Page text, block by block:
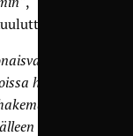
halutaan
kerran